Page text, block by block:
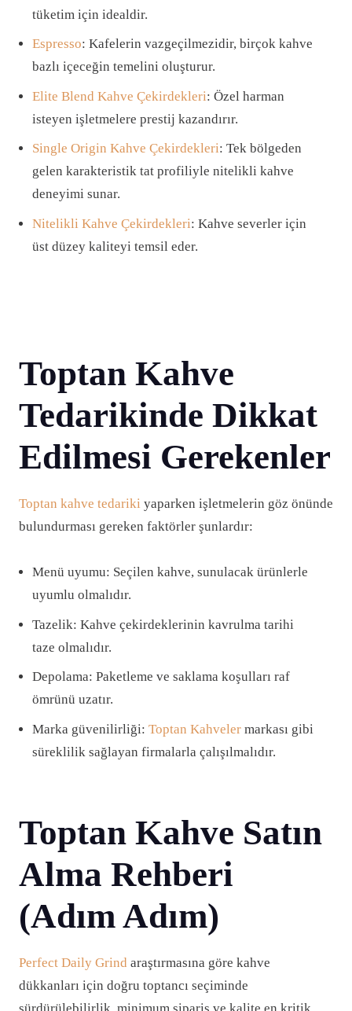
tüketim için idealdir.
Espresso: Kafelerin vazgeçilmezidir, birçok kahve
bazlı içeceğin temelini oluşturur.
Elite Blend Kahve Çekirdekleri: Özel harman
isteyen işletmelere prestij kazandırır.
Single Origin Kahve Çekirdekleri: Tek bölgeden
gelen karakteristik tat profiliyle nitelikli kahve
deneyimi sunar.
Nitelikli Kahve Çekirdekleri: Kahve severler için
üst düzey kaliteyi temsil eder.
Toptan Kahve
Tedarikinde Dikkat
Edilmesi Gerekenler
Toptan kahve tedariki yaparken işletmelerin göz önünde
bulundurması gereken faktörler şunlardır:
Menü uyumu: Seçilen kahve, sunulacak ürünlerle
uyumlu olmalıdır.
Tazelik: Kahve çekirdeklerinin kavrulma tarihi
taze olmalıdır.
Depolama: Paketleme ve saklama koşulları raf
ömrünü uzatır.
Marka güvenilirliği: Toptan Kahveler markası gibi
süreklilik sağlayan firmalarla çalışılmalıdır.
Toptan Kahve Satın
Alma Rehberi
(Adım Adım)
Perfect Daily Grind araştırmasına göre kahve
dükkanları için doğru toptancı seçiminde